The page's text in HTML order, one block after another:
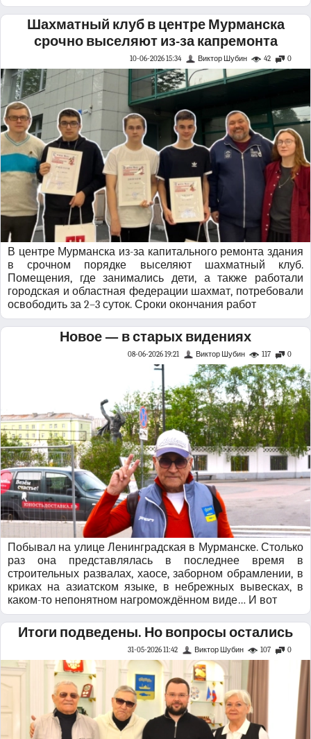
Шахматный клуб в центре Мурманска
срочно выселяют из-за капремонта
0
42
Виктор Шубин
10-06-2026 15:34
В центре Мурманска из-за капитального ремонта здания
в срочном порядке выселяют шахматный клуб.
Помещения, где занимались дети, а также работали
городская и областная федерации шахмат, потребовали
освободить за 2–3 суток. Сроки окончания работ
Новое — в старых видениях
0
117
Виктор Шубин
08-06-2026 19:21
Побывал на улице Ленинградская в Мурманске. Столько
раз она представлялась в последнее время в
строительных развалах, хаосе, заборном обрамлении, в
криках на азиатском языке, в небрежных вывесках, в
каком-то непонятном нагромождённом виде… И вот
Итоги подведены. Но вопросы остались
0
107
Виктор Шубин
31-05-2026 11:42